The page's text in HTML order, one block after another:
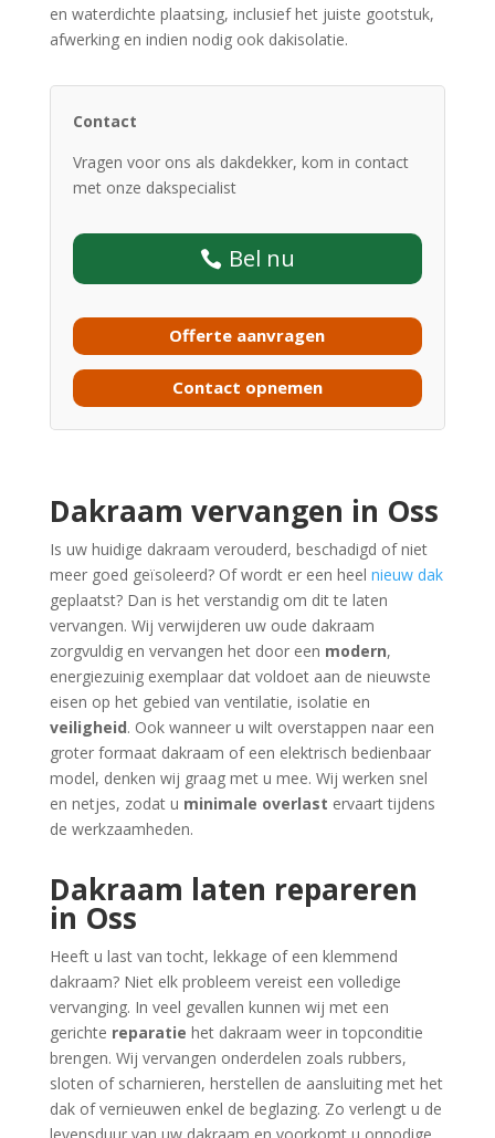
en waterdichte plaatsing, inclusief het juiste gootstuk,
afwerking en indien nodig ook dakisolatie.
Contact
Vragen voor ons als dakdekker, kom in contact
met onze dakspecialist
Bel nu
Offerte aanvragen
Contact opnemen
Dakraam vervangen in Oss
Is uw huidige dakraam verouderd, beschadigd of niet
meer goed geïsoleerd? Of wordt er een heel nieuw dak
geplaatst? Dan is het verstandig om dit te laten
vervangen. Wij verwijderen uw oude dakraam
zorgvuldig en vervangen het door een modern,
energiezuinig exemplaar dat voldoet aan de nieuwste
eisen op het gebied van ventilatie, isolatie en
veiligheid. Ook wanneer u wilt overstappen naar een
groter formaat dakraam of een elektrisch bedienbaar
model, denken wij graag met u mee. Wij werken snel
en netjes, zodat u minimale overlast ervaart tijdens
de werkzaamheden.
Dakraam laten repareren
in Oss
Heeft u last van tocht, lekkage of een klemmend
dakraam? Niet elk probleem vereist een volledige
vervanging. In veel gevallen kunnen wij met een
gerichte reparatie het dakraam weer in topconditie
brengen. Wij vervangen onderdelen zoals rubbers,
sloten of scharnieren, herstellen de aansluiting met het
dak of vernieuwen enkel de beglazing. Zo verlengt u de